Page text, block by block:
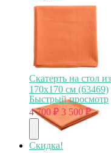
Скатерть на стол
170х170 см (63469)
Быстрый просмотр
4 700 ₽ 3 500₽
Скидка!